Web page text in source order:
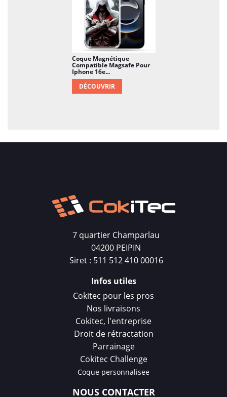
Coque Magnétique
Compatible Magsafe Pour
Iphone 16e...
DÉCOUVRIR
7 quartier Champarlau
04200 PEIPIN
Siret : 511 512 410 00016
Infos utiles
Cokitec pour les pros
Nos livraisons
Cokitec, l'entreprise
Droit de rétractation
Parrainage
Cokitec Challenge
Coque personnalisee
NOUS CONTACTER